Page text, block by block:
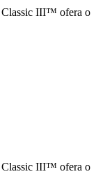
Classic III™ ofera o
Classic III™ ofera o